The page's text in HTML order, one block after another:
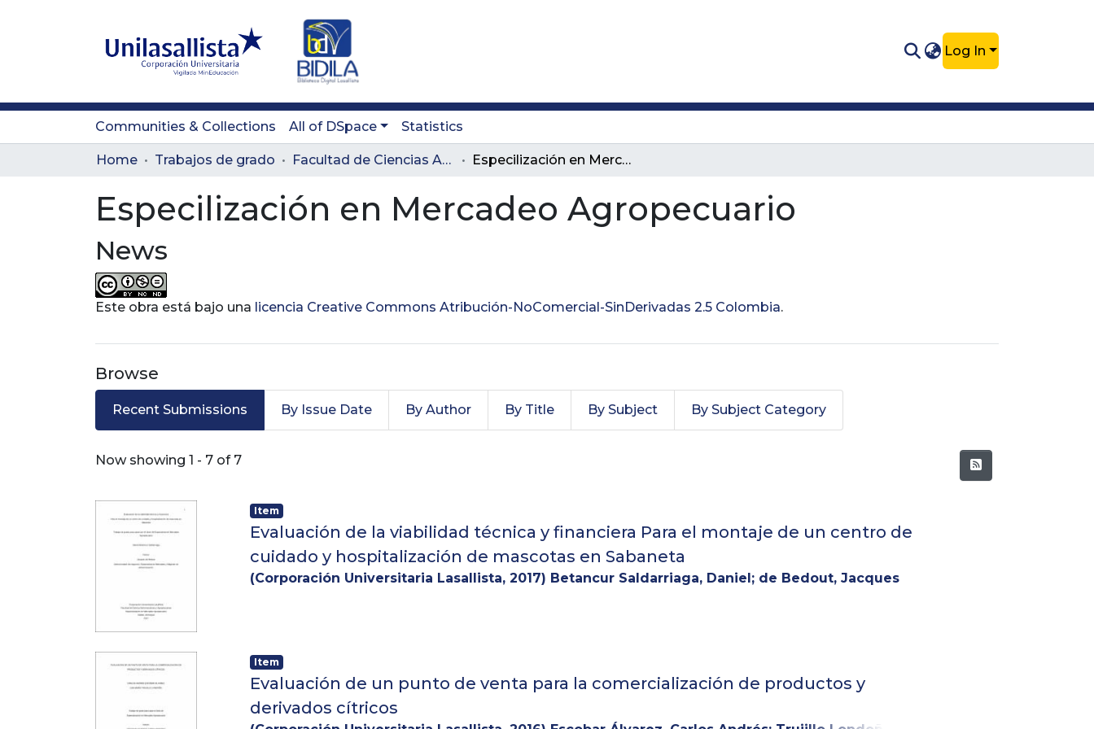
Log In
Communities & Collections All of DSpace Statistics
Home Trabajos de grado Facultad de Ciencias Administrativas y Agropecuarias Especilización en Mercadeo Agropecuario
Especilización en Mercadeo Agropecuario
News
Este obra está bajo una licencia Creative Commons Atribución-NoComercial-SinDerivadas 2.5 Colombia.
Browse
Recent Submissions By Issue Date By Author By Title By Subject By Subject Category
Recent Submissions
Now showing 1 - 7 of 7
Item
Evaluación de la viabilidad técnica y financiera Para el montaje de un centro de
cuidado y hospitalización de mascotas en Sabaneta
(Corporación Universitaria Lasallista, 2017) Betancur Saldarriaga, Daniel; de Bedout, Jacques
Item
Evaluación de un punto de venta para la comercialización de productos y
derivados cítricos